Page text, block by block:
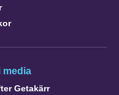
media
Getakärr